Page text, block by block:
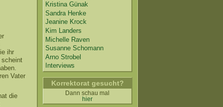
Kristina Günak
Sandra Henke
Jeanine Krock
Kim Landers
Michelle Raven
Susanne Schomann
Arno Strobel
Interviews
Korrektorat gesucht?
Dann schau mal
hier
ihr
scheint
Vater
die